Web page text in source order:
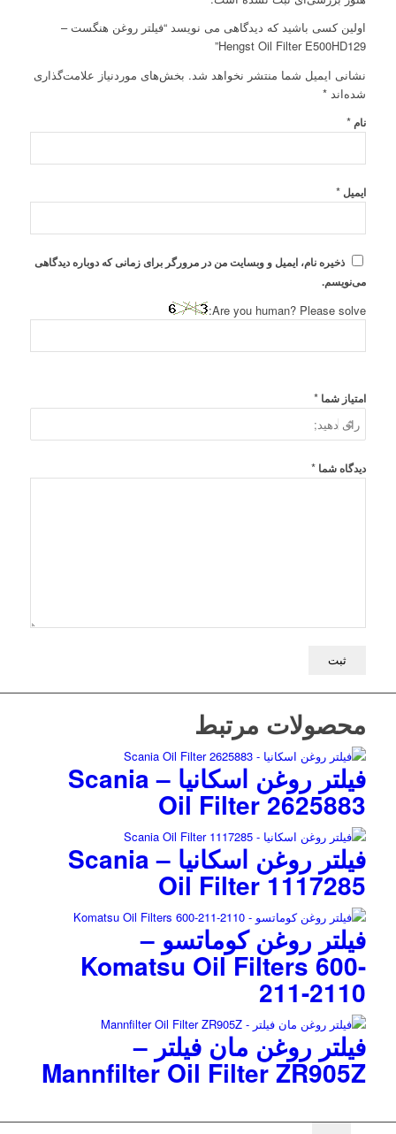
اولین کسی باشید که دیدگاهی می نویسد “فیلتر روغن هنگست –
Hengst Oil Filter E500HD129”
نشانی ایمیل شما منتشر نخواهد شد. بخش‌های موردنیاز علامت‌گذاری
شده‌اند *
نام *
ایمیل *
ذخیره نام، ایمیل و وبسایت من در مرورگر برای زمانی که دوباره دیدگاهی
می‌نویسم.
Are you human? Please solve:
امتیاز شما *
دیدگاه شما *
محصولات مرتبط
فیلتر روغن اسکانیا – Scania
Oil Filter 2625883
فیلتر روغن اسکانیا – Scania
Oil Filter 1117285
فیلتر روغن کوماتسو –
Komatsu Oil Filters 600-
211-2110
فیلتر روغن مان فیلتر –
Mannfilter Oil Filter ZR905Z